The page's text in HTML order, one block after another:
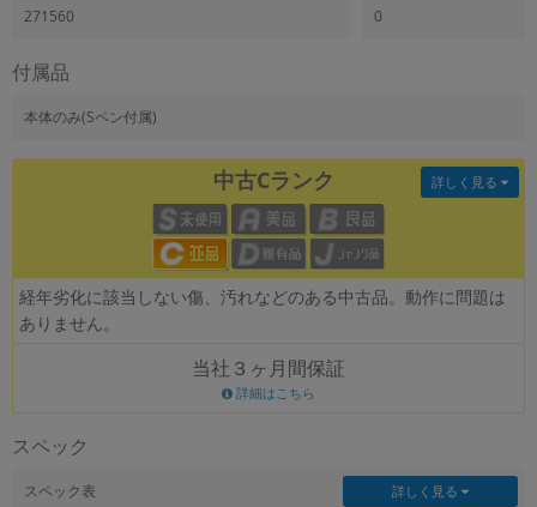
271560 0
付属品
本体のみ(Sペン付属)
中古Cランク
経年劣化に該当しない傷、汚れなどのある中古品。動作に問題は
ありません。
詳しく見る
当社３ヶ月間保証
詳細はこちら
スペック
スペック表 詳しく見る
ドライブの絞り込み
ランク
商品状態の絞り込み
メモリ
モニタサイズ